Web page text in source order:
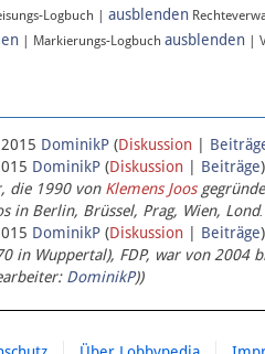
Logbuch | ausblenden
| Markierungs-Logbuch ausblenden |
DominikP (Diskussion |
DominikP (Diskussion | Beiträge)
die 1990 von Klemens Joos
in Berlin, Brüssel, Prag, Wien,
DominikP (Diskussion | Beiträge)
in Wuppertal), FDP, war von 2004
DominikP))